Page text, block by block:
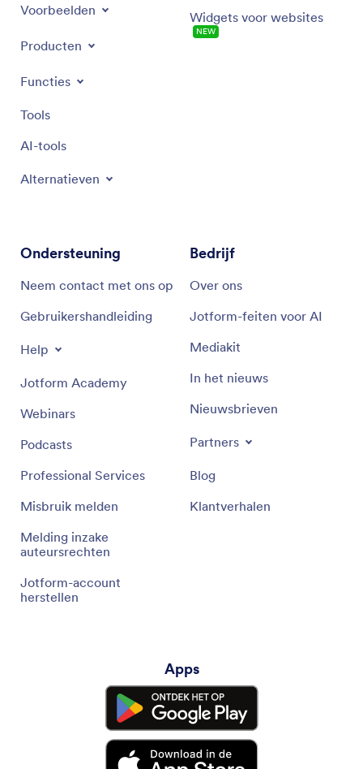
Voorbeelden
Producten
Functies
Tools
AI-tools
Alternatieven
Widgets voor websites
NEW
Ondersteuning
Neem contact met ons op
Gebruikershandleiding
Help
Jotform Academy
Webinars
Podcasts
Professional Services
Misbruik melden
Melding inzake
auteursrechten
Jotform-account
herstellen
Bedrijf
Over ons
Jotform-feiten voor AI
Mediakit
In het nieuws
Nieuwsbrieven
Partners
Blog
Klantverhalen
Apps